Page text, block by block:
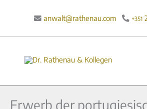
 anwalt@rathenau.com +351
Erwerb der